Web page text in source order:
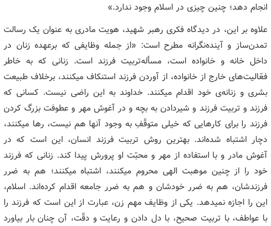
انجام دهد؛ چنین چیزی در اسلام وجود ندارد.»
علاوه بر این، در دیدگاه فکری رهبر شهید، هویت مادری به عنوان یک رسالت
تمدن‌ساز و آینده‌نگرانه مطرح است: «از جمله وظایفی که برعهده‌ زنان در
داخل خانه و خانواده است، مسأله‌تربیت فرزند است. زنانی که به خاطر
فعّالیت‌های خارج از خانواده، از آوردن فرزند استنکاف میکنند، برخلاف طبیعت
بشری و زنانه‌ی خود اقدام میکنند. خداوند به این راضی نیست. کسانی که
فرزند و تربیت فرزند و شیردادن به بچه و در آغوش مهر و عطوفت بزرگ کردن
فرزند را برای کارهایی که خیلی متوقّفِ به وجود آنها هم نیست، رها میکنند،
دچار اشتباه شده‌اند. بهترین روش تربیت فرزند انسان، این است که در
آغوش مادر و با استفاده از مهر و محبّت او پرورش پیدا کند. زنانی که فرزند
خود را از چنین موهبت الهی محروم میکنند، اشتباه میکنند؛ هم به ضرر
فرزندشان، هم به ضرر خودشان و هم به ضرر جامعه اقدام کرده‌اند. اسلام،
این را اجازه نمیدهد. یکی از وظایف مهم زن، عبارت از این است که فرزند را
با عواطف، با تربیت صحیح، با دل دادن و رعایت و دقّت، آن چنان بار بیاورد